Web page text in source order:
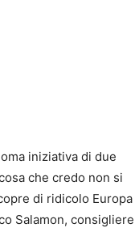
iniziativa di due
che credo non si
di ridicolo Europa
Salamon, consigliere